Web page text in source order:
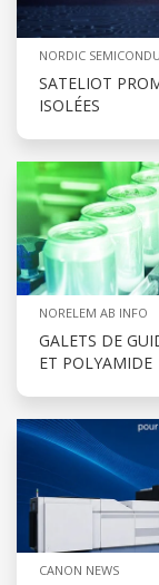
NORDIC
SATELIOT
ISOLÉES
NORELEM AB INFO
GALETS DE
ET POLYAMIDE
CANON NEWS